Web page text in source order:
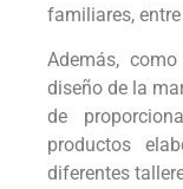
familiares,
Además,
diseño de la
de
productos
diferentes